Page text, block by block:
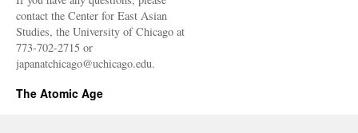
contact the Center for East Asian
Studies, the University of Chicago at
773-702-2715 or
japanatchicago@uchicago.edu.
The Atomic Age